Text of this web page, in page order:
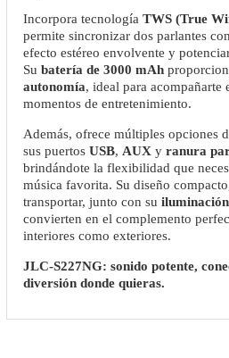
Incorpora tecnología TWS (True
permite sincronizar dos parlantes
efecto estéreo envolvente y
Su batería de 3000 mAh
autonomía, ideal para acompañarte
momentos de entretenimiento.
Además, ofrece múltiples opciones
sus puertos USB, AUX y ranura
brindándote la flexibilidad que
música favorita. Su diseño
transportar, junto con su
convierten en el complemento
interiores como exteriores.
JLC-S227NG: sonido potente,
diversión donde quieras.